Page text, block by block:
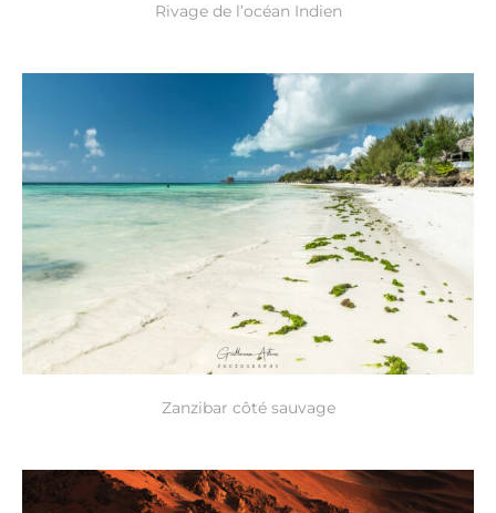
Rivage de l’océan Indien
Zanzibar côté sauvage